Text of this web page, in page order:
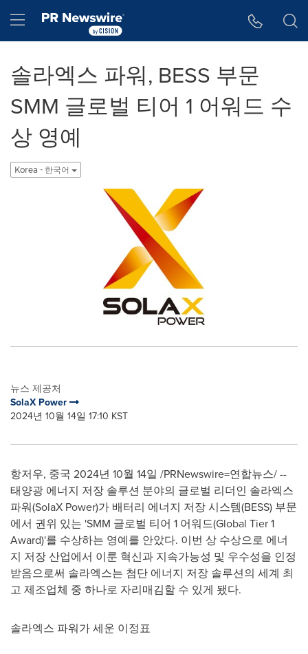
Hamburger menu
솔라엑스 파워, BESS 부문
SMM 글로벌 티어 1 어워드 수
상 영예
Korea - 한국어
뉴스 제공처
SolaX Power
2024년 10월 14일 17:10 KST
항저우, 중국 2024년 10월 14일 /PRNewswire=연합뉴스/ --
태양광 에너지 저장 솔루션 분야의 글로벌 리더인 솔라엑스
파워(SolaX Power)가 배터리 에너지 저장 시스템(BESS) 부문
에서 권위 있는 'SMM 글로벌 티어 1 어워드(Global Tier 1
Award)'를 수상하는 영예를 안았다. 이번 상 수상으로 에너
지 저장 산업에서 이룬 혁신과 지속가능성 및 우수성을 인정
받음으로써 솔라엑스는 첨단 에너지 저장 솔루션의 세계 최
고 제조업체 중 하나로 자리매김할 수 있게 됐다.
솔라엑스 파워가 세운 이정표